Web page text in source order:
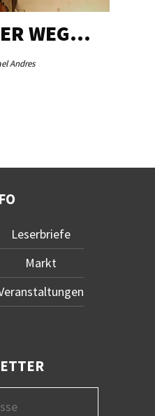
WEG…
Andres
Leserbriefe
Markt